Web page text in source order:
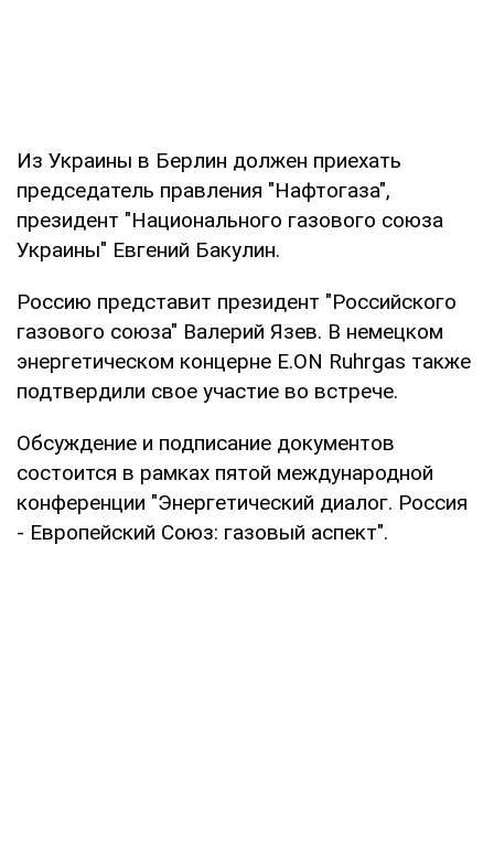
Из Украины в Берлин должен приехать
председатель правления "Нафтогаза",
президент "Национального газового союза
Украины" Евгений Бакулин.
Россию представит президент "Российского
газового союза" Валерий Язев. В немецком
энергетическом концерне E.ON Ruhrgas также
подтвердили свое участие во встрече.
Обсуждение и подписание документов
состоится в рамках пятой международной
конференции "Энергетический диалог. Россия
- Европейский Союз: газовый аспект".